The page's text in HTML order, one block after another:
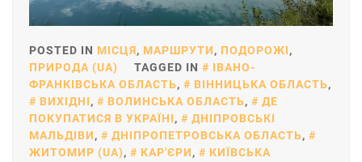
POSTED IN МІСЦЯ, МАРШРУТИ, ПОДОРОЖІ,
ПРИРОДА (UA)
TAGGED IN
ІВАНО-
ФРАНКІВСЬКА ОБЛАСТЬ, ВІННИЦЬКА ОБЛАСТЬ,
ВИХІДНІ, ВОЛИНСЬКА ОБЛАСТЬ,
ДЕ
ПОКУПАТИСЯ В УКРАЇНІ,
ДНІПРОВСЬКІ
МАЛЬДІВИ, ДНІПРОПЕТРОВСЬКА ОБЛАСТЬ,
ЖИТОМИР (UA), КАР'ЄРИ,
КИЇВСЬКА